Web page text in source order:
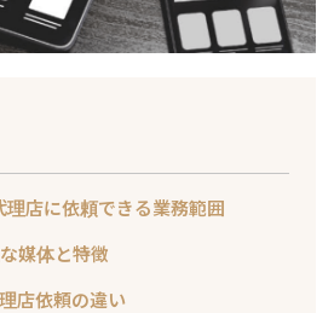
理店に依頼できる業務範囲
媒体と特徴
店依頼の違い